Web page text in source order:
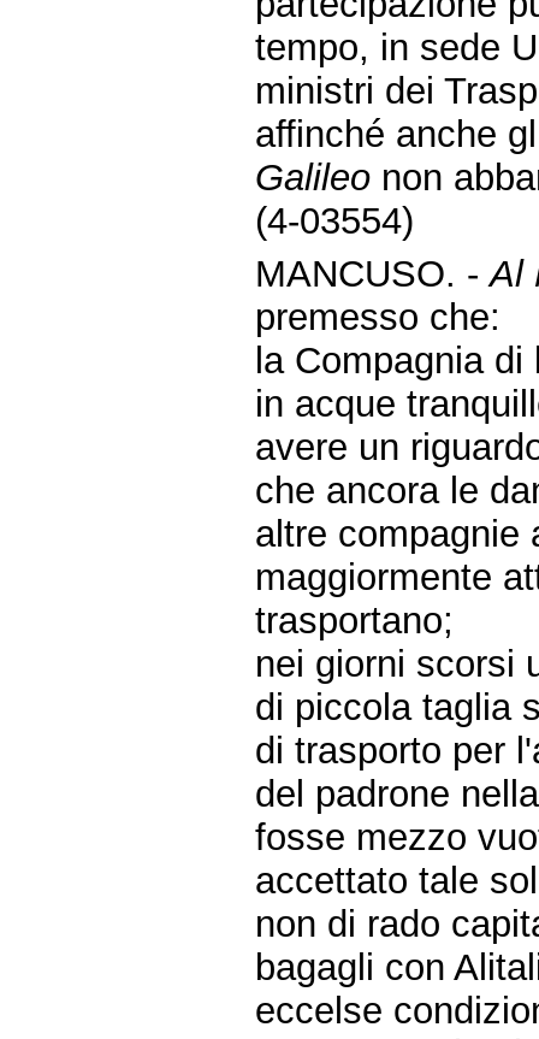
tempo, in sede
ministri dei
affinché anche
Galileo non
(4-03554)
MANCUSO. -Al
premesso che:
la Compagnia
in acque
avere un
che ancora le
altre compagnie
maggiormente
trasportano;
nei giorni scorsi
di piccola taglia
di trasporto per
del padrone
fosse mezzo
accettato tale
non di rado
bagagli con
eccelse